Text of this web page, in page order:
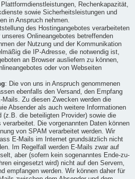
Rechenkapazität,
sowie Sicherheitsleistungen und
in Anspruch nehmen.
des Hostingangebotes verarbeiteten
Onlineangebotes betreffenden
der Nutzung und der Kommunikation
die IP-Adresse, die notwendig ist,
an Browser ausliefern zu können,
oder von Webseiten
: Die von uns in Anspruch genommenen
ebenfalls den Versand, den Empfang
Zu diesen Zwecken werden die
Absender als auch weitere Informationen
(z.B. die beteiligten Provider) sowie die
verarbeitet. Die vorgenannten Daten können
von SPAM verarbeitet werden. Wir
E-Mails im Internet grundsätzlich nicht
Im Regelfall werden E-Mails zwar auf
aber (sofern kein sogenanntes Ende-zu-
eingesetzt wird) nicht auf den Servern,
empfangen werden. Wir können daher für